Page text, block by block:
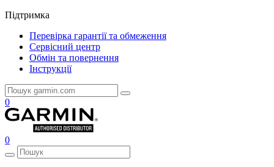
Підтримка
Перевірка гарантії та обмеження
Сервісний центр
Обмін та повернення
Інструкції
0
0